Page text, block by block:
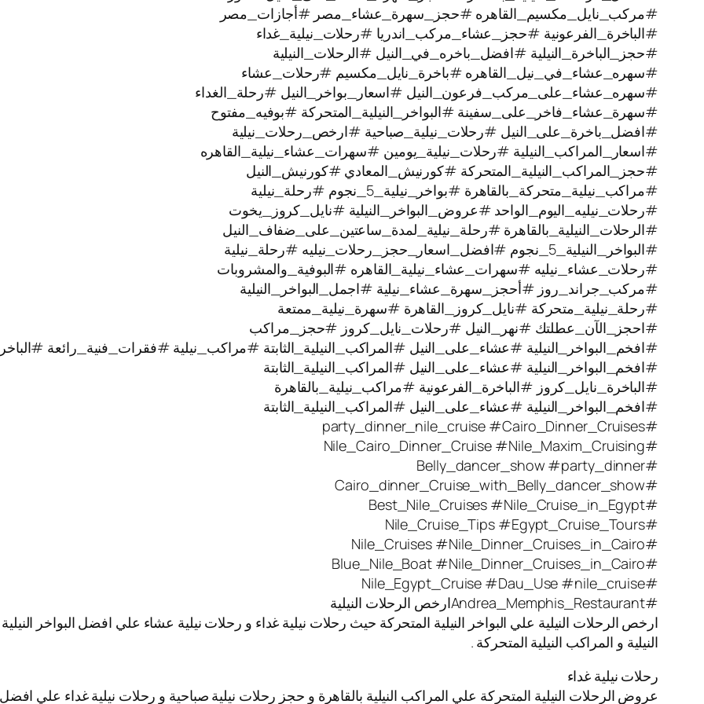
#مركب_نايل_مكسيم_القاهره #حجز_سهرة_عشاء_مصر #أجازات_مصر
#الباخرة_الفرعونية #حجز_عشاء_مركب_اندريا #رحلات_نيلية_غداء
#حجز_الباخرة_النيلية #افضل_باخره_في_النيل #الرحلات_النيلية
#سهره_عشاء_في_نيل_القاهره‏ #باخرة_نايل_مكسيم #رحلات_عشاء
#سهره_عشاء_على_مركب_فرعون_النيل #اسعار_بواخر_النيل #رحلة_الغداء
#سهرة_عشاء_فاخر_على_سفينة #البواخر_النيلية_المتحركة #بوفيه_مفتوح
#افضل_باخرة_على_النيل #رحلات_نيلية_صباحية #ارخص_رحلات_نيلية
#اسعار_المراكب_النيلية #رحلات_نيلية_يومين #سهرات_عشاء_نيلية_القاهره
#حجز_المراكب_النيلية_المتحركة #كورنيش_المعادي #كورنيش_النيل
#مراكب_نيلية_متحركة_بالقاهرة #بواخر_نيلية_5_نجوم #رحلة_نيلية
#رحلات_نيليه_اليوم_الواحد #عروض_البواخر_النيلية #نايل_كروز_يخوت
#الرحلات_النيلية_بالقاهرة #رحلة_نيلية_لمدة_ساعتين_على_ضفاف_النيل
#البواخر_النيلية_5_نجوم #افضل_اسعار_حجز_رحلات_نيليه #رحلة_نيلية
#رحلات_عشاء_نيليه #سهرات_عشاء_نيلية_القاهره #البوفية_والمشروبات
#مركب_جراند_روز #أحجز_سهرة_عشاء_نيلية #اجمل_البواخر_النيلية
#رحلة_نيلية_متحركة ‫#نايل_كروز_القاهرة #سهرة_نيلية_ممتعة
#احجز_الآن_عطلتك #نهر_النيل #رحلات_نايل_كروز #حجز_مراكب
#افخم_البواخر_النيلية #عشاء_على_النيل #المراكب_النيلية_الثابتة #مراكب_نيلية #فقرات_فنية_رائعة
#افخم_البواخر_النيلية #عشاء_على_النيل #المراكب_النيلية_الثابتة
#الباخرة_نايل_كروز #الباخرة_الفرعونية #مراكب_نيلية_بالقاهرة
#افخم_البواخر_النيلية #عشاء_على_النيل #المراكب_النيلية_الثابتة
#party_dinner_nile_cruise #Cairo_Dinner_Cruises
#Nile_Cairo_Dinner_Cruise #Nile_Maxim_Cruising
#Belly_dancer_show #party_dinner
#Cairo_dinner_Cruise_with_Belly_dancer_show
#Best_Nile_Cruises #Nile_Cruise_in_Egypt
#Nile_Cruise_Tips #Egypt_Cruise_Tours
#Nile_Cruises #Nile_Dinner_Cruises_in_Cairo
#Blue_Nile_Boat #Nile_Dinner_Cruises_in_Cairo
#Nile_Egypt_Cruise #Dau_Use #nile_cruise
#Andrea_Memphis_Restaurantارخص الرحلات النيلية
ارخص الرحلات النيلية علي البواخر النيلية المتحركة حيث رحلات نيلية غداء و رحلات نيلية عشاء علي افضل البواخر
النيلية و المراكب النيلية المتحركة .
رحلات نيلية غداء
عروض الرحلات النيلية المتحركة علي المراكب النيلية بالقاهرة و حجز رحلات نيلية صباحية و رحلات نيلية غداء علي افضل